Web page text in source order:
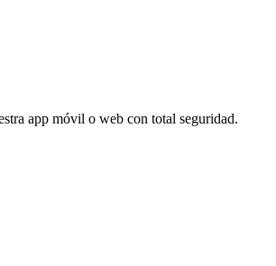
app móvil o web con total seguridad.